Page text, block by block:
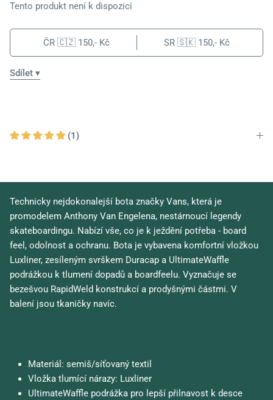
Tento produkt není k dispozici
ČR 🇨🇿 150,- Kč SR 🇸🇰 150,- Kč
Sdílet ▾
(1)
Technicky nejdokonalejší bota značky Vans, která je
promodelem Anthony Van Engelena, nestárnoucí legendy
skateboardingu. Nabízí vše, co je k ježdění potřeba - board
feel, odolnost a ochranu. Bota je vybavena komfortní vložkou
Luxliner, zesíleným svrškem Duracap a UltimateWaffle
podrážkou k tlumení dopadů a boardfeelu. Vyznačuje se
bezešvou RapidWeld konstrukcí a prodyšnými částmi. V
balení jsou tkaničky navíc.
Materiál: semiš/síťovaný textil
Vložka tlumící nárazy: Luxliner
UltimateWaffle podrážka pro lepší přilnavost k desce